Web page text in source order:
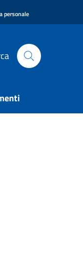
personale